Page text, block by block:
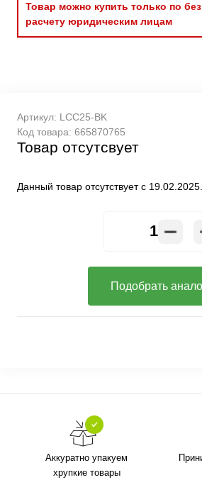
Товар можно купить только по
расчету юридическим лицам
Артикул: LCC25-BK
Код товара: 665870765
Товар отсутсвует
Данный товар отсутствует с 19.02.2025.
Подобрать
Аккуратно упакуем
хрупкие товары